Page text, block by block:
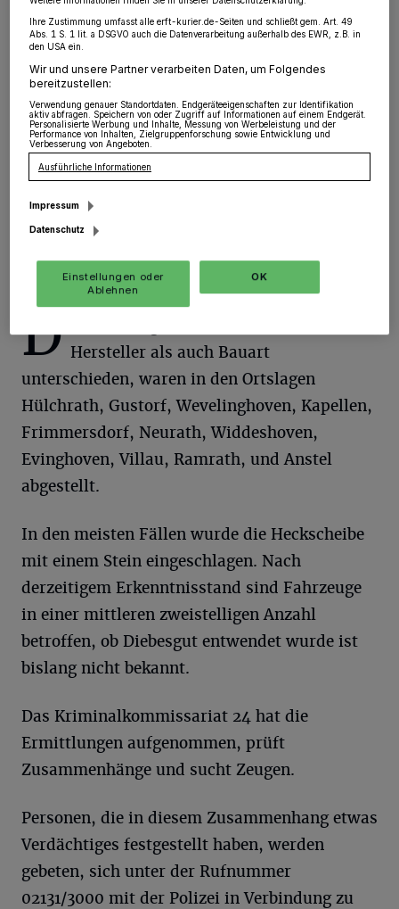
Grevenbroich/Rommerskirchen·In der Nacht von
Mittwoch auf Donnerstag erhielt die Polizei Kenntnis
von zahlreichen Sachbeschädigungen an geparkten
Fahrzeugen.
01.09.2023 , 11:34 Uhr
D Hersteller als auch Bauart
unterschieden, waren in den Ortslagen
Hülchrath, Gustorf, Wevelinghoven, Kapellen,
Frimmersdorf, Neurath, Widdeshoven,
Evinghoven, Villau, Ramrath, und Anstel
abgestellt.
In den meisten Fällen wurde die Heckscheibe
mit einem Stein eingeschlagen. Nach
derzeitigem Erkenntnisstand sind Fahrzeuge
in einer mittleren zweistelligen Anzahl
betroffen, ob Diebesgut entwendet wurde ist
bislang nicht bekannt.
Das Kriminalkommissariat 24 hat die
Ermittlungen aufgenommen, prüft
Zusammenhänge und sucht Zeugen.
Personen, die in diesem Zusammenhang etwas
Verdächtiges festgestellt haben, werden
gebeten, sich unter der Rufnummer
02131/3000 mit der Polizei in Verbindung zu
Ihre Zustimmung umfasst alle erft-kurier.de-Seiten und schließt gem. Art. 49
Abs. 1 S. 1 lit. a DSGVO auch die Datenverarbeitung außerhalb des EWR, z.B. in
den USA ein.
Wir und unsere Partner verarbeiten Daten, um Folgendes
bereitzustellen:
Verwendung genauer Standortdaten. Endgeräteeigenschaften zur Identifikation
aktiv abfragen. Speichern von oder Zugriff auf Informationen auf einem Endgerät.
Personalisierte Werbung und Inhalte, Messung von Werbeleistung und der
Performance von Inhalten, Zielgruppenforschung sowie Entwicklung und
Verbesserung von Angeboten.
Ausführliche Informationen
Impressum
Datenschutz
Einstellungen oder
Ablehnen
OK